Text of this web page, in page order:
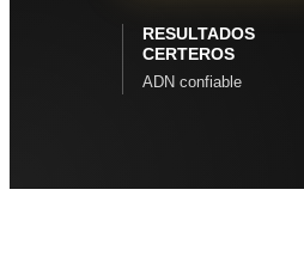
RESULTADOS
CERTEROS
ADN confiable